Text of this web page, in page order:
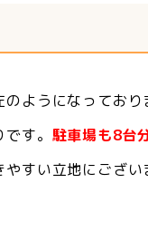
ようになってお
す。 駐車場も8台
すい立地にござ